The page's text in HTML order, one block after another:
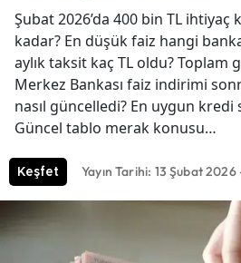
Şubat 2026’da 400 bin TL
kadar? En düşük faiz hangi
aylık taksit kaç TL oldu? Toplam
Merkez Bankası faiz indirimi
nasıl güncelledi? En uygun kredi
Güncel tablo merak konusu…
Keşfet Yayın Tarihi: 13 Şubat